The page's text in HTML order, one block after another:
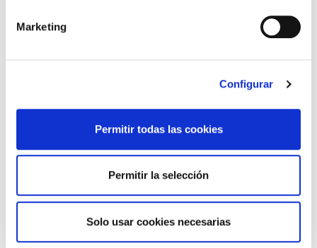
Marketing
Configurar
Permitir todas las cookies
Permitir la selección
Solo usar cookies necesarias
hasta la Residencia Argixao de Zumarraga.
11:30 Desde el Ayuntamiento de Beasain hasta
el Ayuntamiento de Ordiziay desde allí hasta la
Residencia San José
, a las9:30 desde la Beheko plaza de
Zumaiaa la playa de Zarautz
-12 de junio,a las9:30 desde el ayuntamiento